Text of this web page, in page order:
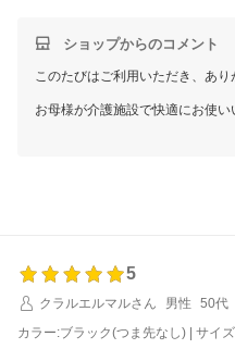
ショップからのコメント
このたびはご利用いただき、あり
お母様が介護施設で快適にお使い
思います。つま先が無いタイプ
引き続き、より良い商品をお届
5
クラルエルマルさん
男性
50代
カラー:ブラック(つま先なし) | サイ